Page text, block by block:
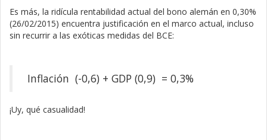
Es más, la ridícula rentabilidad actual del bono alemán en 0,30%
(26/02/2015) encuentra justificación en el marco actual, incluso
sin recurrir a las exóticas medidas del BCE:
Inflación (-0,6) + GDP (0,9) = 0,3%
¡Uy, qué casualidad!